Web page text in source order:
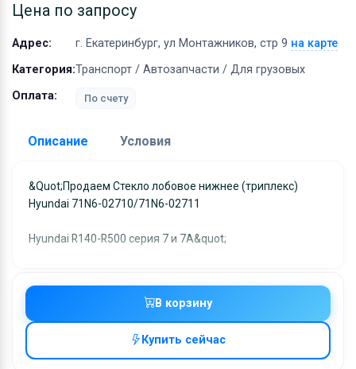
В корзину
Купить сейчас
Цена по запросу
Адрес: г. Екатеринбург, ул Монтажников, стр 9 на карте
Категория:Транспорт / Автозапчасти / Для грузовых
Оплата:
По счету
Описание Условия
&quot;Продаем Стекло лобовое нижнее (триплекс)
Hyundai 71N6-02710/71N6-02711
Hyundai R140-R500 серия 7 и 7A&quot;
Доставка:
Адрес самовывоза: г. Екатеринбург, ул
Условия и гарантии:
после получения оплаты и отправляются через UPS
отслеживанием местоположения посылки и
без обязательной подписи. При выборе доставки
через UPS Extra с обязательной подписью, с Вас
Оборудование
Материалы